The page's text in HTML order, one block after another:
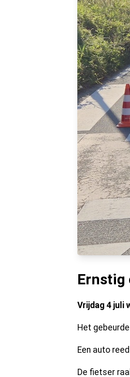
Ernstig
Vrijdag 4 juli
Het
Een auto
De fietser